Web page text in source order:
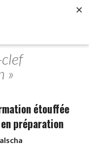
»
étouffée
préparation